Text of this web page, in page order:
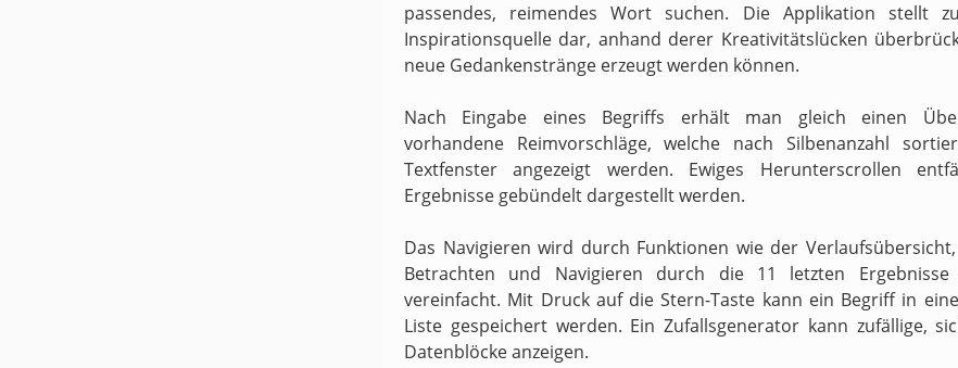
passendes, reimendes Wort suchen. Die Applikation stellt
Inspirationsquelle dar, anhand derer Kreativitätslücken
neue Gedankenstränge erzeugt werden können.
Nach Eingabe eines Begriffs erhält man gleich einen
vorhandene Reimvorschläge, welche nach Silbenanzahl
Textfenster angezeigt werden. Ewiges Herunterscrollen
Ergebnisse gebündelt dargestellt werden.
Das Navigieren wird durch Funktionen wie der
Betrachten und Navigieren durch die 11 letzten Ergebnisse
vereinfacht. Mit Druck auf die Stern-Taste kann ein Begriff in
Liste gespeichert werden. Ein Zufallsgenerator kann zufällige,
Datenblöcke anzeigen.